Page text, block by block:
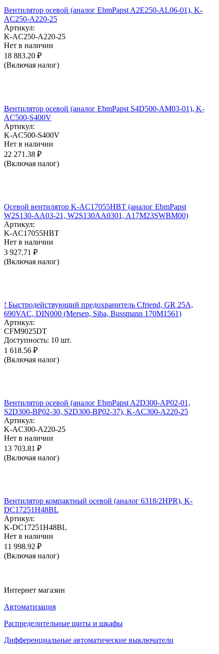
Вентилятор осевой (аналог EbmPapst A2E250-AL06-01), K-
AC250-A220-25
Артикул:
K-AC250-A220-25
Нет в наличии
18 883.20 ₽
(Включая налог)
Вентилятор осевой (аналог EbmPapst S4D500-AM03-01), K-
AC500-S400V
Артикул:
K-AC500-S400V
Нет в наличии
22 271.38 ₽
(Включая налог)
Осевой вентилятор K-AC17055HBT (аналог EbmPapst
W2S130-AA03-21, W2S130AA0301, A17M23SWBM00)
Артикул:
K-AC17055HBT
Нет в наличии
3 927.71 ₽
(Включая налог)
! Быстродействующий предохранитель Cfriend, GR 25А,
690VAC, DIN000 (Mersen, Siba, Bussmann 170M1561)
Артикул:
CFM9025DT
Доступность: 10 шт.
1 618.56 ₽
(Включая налог)
Вентилятор осевой (аналог EbmPapst A2D300-AP02-01,
S2D300-BP02-30, S2D300-BP02-37), K-AC300-A220-25
Артикул:
K-AC300-A220-25
Нет в наличии
13 703.81 ₽
(Включая налог)
Вентилятор компактный осевой (аналог 6318/2HPR), K-
DC17251H48BL
Артикул:
K-DC17251H48BL
Нет в наличии
11 998.92 ₽
(Включая налог)
Интернет магазин
Автоматизация
Распределительные щиты и шкафы
Дифференциальные автоматические выключатели